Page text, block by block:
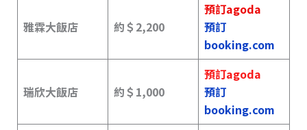
雅霖大飯店 約＄2,200
預訂agoda
預訂
booking.com
瑞欣大飯店 約＄ 1,000
預訂agoda
預訂
booking.com